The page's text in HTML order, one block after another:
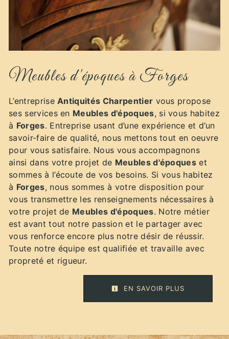
Meubles d'époques à Forges
L’entrepriseAntiquités Charpentier vous propose
ses services en Meubles d'époques, si vous habitez
à Forges. Entreprise usant d’une expérience et d’un
savoir-faire de qualité, nous mettons tout en oeuvre
pour vous satisfaire. Nous vous accompagnons
ainsi dans votre projet de Meubles d'époques et
sommes à l’écoute de vos besoins. Si vous habitez
à Forges, nous sommes à votre disposition pour
vous transmettre les renseignements nécessaires à
votre projet de Meubles d'époques. Notre métier
est avant tout notre passion et le partager avec
vous renforce encore plus notre désir de réussir.
Toute notre équipe est qualifiée et travaille avec
propreté et rigueur.
EN SAVOIR PLUS